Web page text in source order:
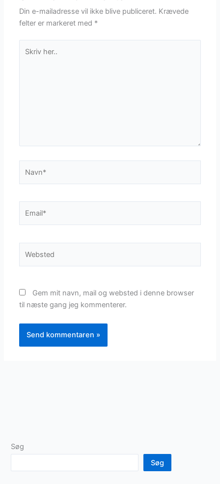
Din e-mailadresse vil ikke blive publiceret. Krævede
felter er markeret med *
her..
Gem mit navn, mail og websted i denne browser
til næste gang jeg kommenterer.
Søg
Søg